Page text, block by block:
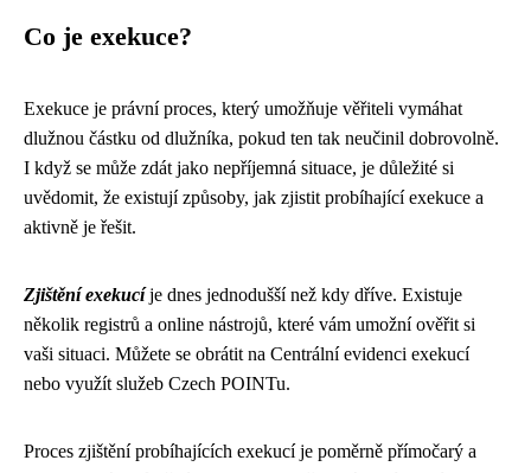
Co je exekuce?
Exekuce je právní proces, který umožňuje věřiteli vymáhat
dlužnou částku od dlužníka, pokud ten tak neučinil dobrovolně.
I když se může zdát jako nepříjemná situace, je důležité si
uvědomit, že existují způsoby, jak zjistit probíhající exekuce a
aktivně je řešit.
Zjištění exekucíje dnes jednodušší než kdy dříve. Existuje
několik registrů a online nástrojů, které vám umožní ověřit si
vaši situaci. Můžete se obrátit na Centrální evidenci exekucí
nebo využít služeb Czech POINTu.
Proces zjištění probíhajících exekucí je poměrně přímočarý a